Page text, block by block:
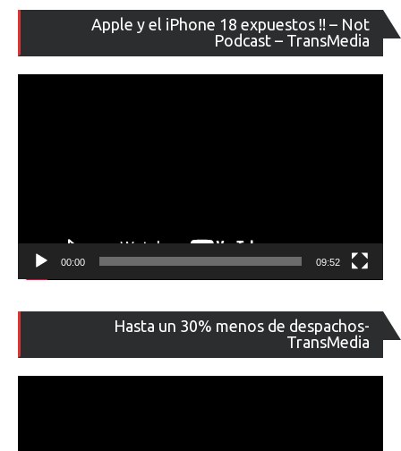
Apple y el iPhone 18 expuestos !! – Not
Podcast – TransMedia
de
00:00 09:52
Hasta un 30% menos de despachos-
TransMedia
de